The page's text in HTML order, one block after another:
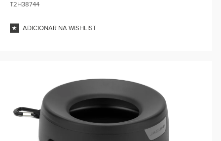
T2H38744
ADICIONAR NA WISHLIST